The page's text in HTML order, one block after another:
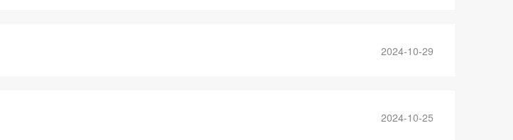
2024-10-29
2024-10-25